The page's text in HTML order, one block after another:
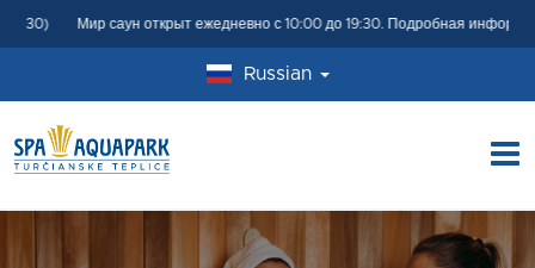
Мир саун открыт ежедневно с 10:00 до 19:30.Подробная информация здесь
Russian